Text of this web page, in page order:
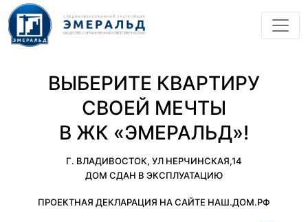
ВЫБЕРИТЕ КВАРТИРУ
СВОЕЙ МЕЧТЫ
В ЖК «ЭМЕРАЛЬД»!
Г. ВЛАДИВОСТОК, УЛ НЕРЧИНСКАЯ,14
ДОМ СДАН В ЭКСПЛУАТАЦИЮ
ПРОЕКТНАЯ ДЕКЛАРАЦИЯ НА САЙТЕ НАШ.ДОМ.РФ